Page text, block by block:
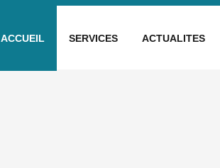
ACCUEIL SERVICES ACTUALITES